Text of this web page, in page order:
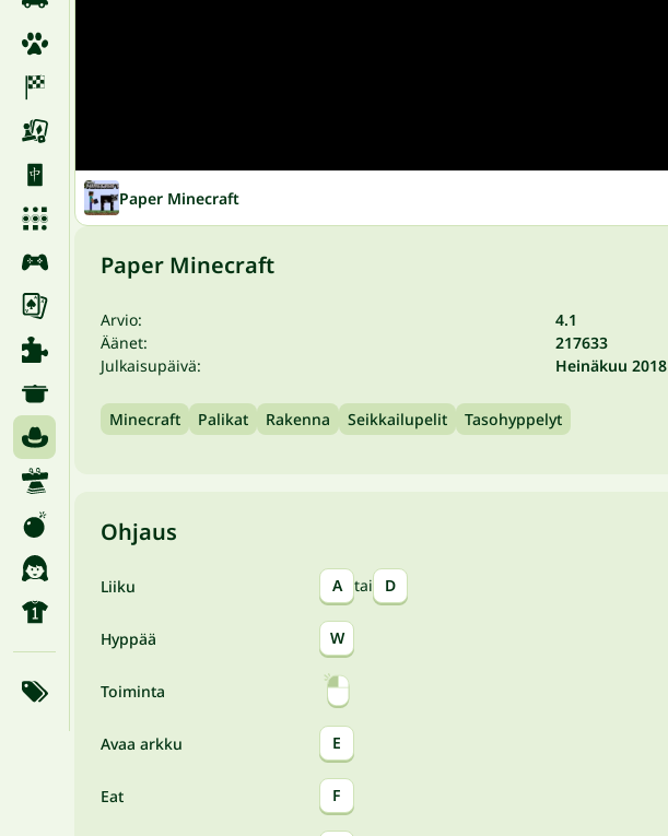
Paper Minecraft
Paper Minecraft
Arvio:
4.1
Äänet:
217633
Julkaisupäivä:
Heinäkuu 2018
Minecraft Palikat Rakenna Seikkailupelit Tasohyppelyt
Ohjaus
Liiku A tai D
Hyppää W
Toiminta
Avaa arkku E
Eat F